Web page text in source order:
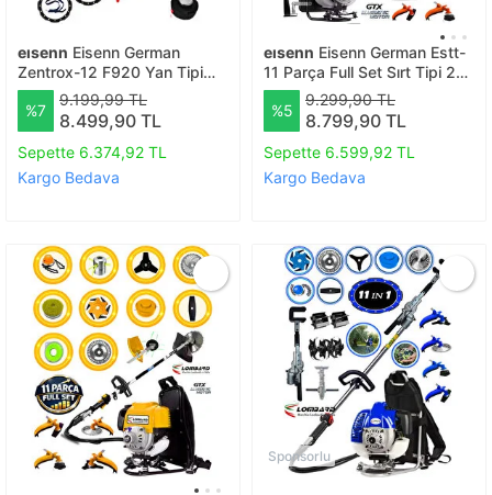
eısenn Eisenn German
Zentrox-12 F920 Yan Tipi
Benzinli Ot Çalı Çim Biçme
Tırpanı+ 12 Parça Tam
Temizlik Seti
%7
9.199,99 TL
8.499,90 TL
Sepette 6.374,92 TL
Kargo Bedava
eısenn Eisenn German Estt-
11 Parça Full Set Sırt Tipi 20
HPX Benzinli Motorlu Ot Çalı
Tırpanı Çim Biçme Makinesi
%5
9.299,90 TL
8.799,90 TL
Sepette 6.599,92 TL
Kargo Bedava
Sponsorlu